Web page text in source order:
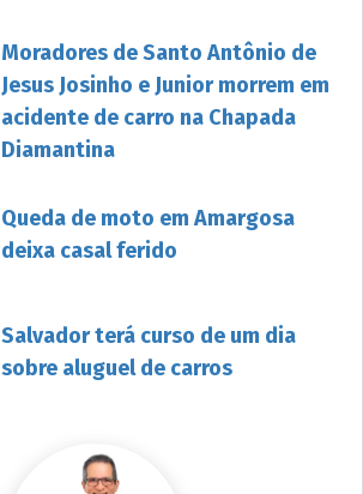
Moradores de Santo Antônio de
Jesus Josinho e Junior morrem em
acidente de carro na Chapada
Diamantina
Queda de moto em Amargosa
deixa casal ferido
Salvador terá curso de um dia
sobre aluguel de carros